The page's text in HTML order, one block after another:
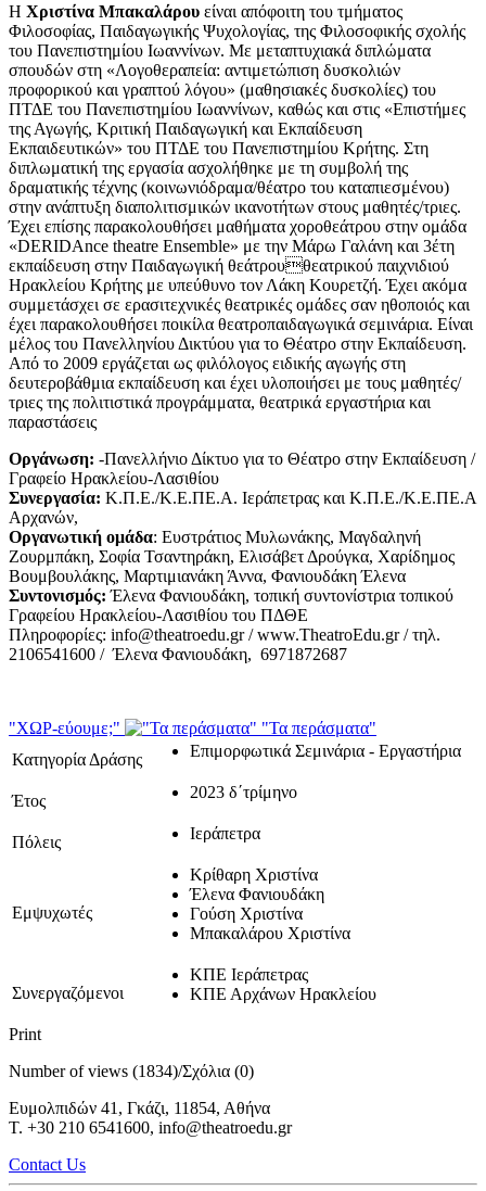
Η Χριστίνα Μπακαλάρου είναι απόφοιτη του τμήματος
Φιλοσοφίας, Παιδαγωγικής Ψυχολογίας, της Φιλοσοφικής σχολής
του Πανεπιστημίου Ιωαννίνων. Με μεταπτυχιακά διπλώματα
σπουδών στη «Λογοθεραπεία: αντιμετώπιση δυσκολιών
προφορικού και γραπτού λόγου» (μαθησιακές δυσκολίες) του
ΠΤΔΕ του Πανεπιστημίου Ιωαννίνων, καθώς και στις «Επιστήμες
της Αγωγής, Κριτική Παιδαγωγική και Εκπαίδευση
Εκπαιδευτικών» του ΠΤΔΕ του Πανεπιστημίου Κρήτης. Στη
διπλωματική της εργασία ασχολήθηκε με τη συμβολή της
δραματικής τέχνης (κοινωνιόδραμα/θέατρο του καταπιεσμένου)
στην ανάπτυξη διαπολιτισμικών ικανοτήτων στους μαθητές/τριες.
Έχει επίσης παρακολουθήσει μαθήματα χοροθεάτρου στην ομάδα
«DERIDAnce theatre Ensemble» με την Μάρω Γαλάνη και 3έτη
εκπαίδευση στην Παιδαγωγική θεάτρουθεατρικού παιχνιδιού
Ηρακλείου Κρήτης με υπεύθυνο τον Λάκη Κουρετζή. Έχει ακόμα
συμμετάσχει σε ερασιτεχνικές θεατρικές ομάδες σαν ηθοποιός και
έχει παρακολουθήσει ποικίλα θεατροπαιδαγωγικά σεμινάρια. Είναι
μέλος του Πανελληνίου Δικτύου για το Θέατρο στην Εκπαίδευση.
Από το 2009 εργάζεται ως φιλόλογος ειδικής αγωγής στη
δευτεροβάθμια εκπαίδευση και έχει υλοποιήσει με τους μαθητές/
τριες της πολιτιστικά προγράμματα, θεατρικά εργαστήρια και
παραστάσεις
Οργάνωση: -Πανελλήνιο Δίκτυο για το Θέατρο στην Εκπαίδευση /
Γραφείο Ηρακλείου-Λασιθίου
Συνεργασία: Κ.Π.Ε./Κ.Ε.ΠΕ.Α. Ιεράπετρας και Κ.Π.Ε./Κ.Ε.ΠΕ.Α
Αρχανών,
Οργανωτική ομάδα: Ευστράτιος Μυλωνάκης, Μαγδαληνή
Ζουρμπάκη, Σοφία Τσαντηράκη, Ελισάβετ Δρούγκα, Χαρίδημος
Βουμβουλάκης, Μαρτιμιανάκη Άννα, Φανιουδάκη Έλενα
Συντονισμός: Έλενα Φανιουδάκη, τοπική συντονίστρια τοπικού
Γραφείου Ηρακλείου-Λασιθίου του ΠΔΘΕ
Πληροφορίες: info@theatroedu.gr / www.TheatroEdu.gr / τηλ.
2106541600 / Έλενα Φανιουδάκη, 6971872687
"ΧΩΡ-εύουμε;"
"Τα περάσματα"
Κατηγορία Δράσης
Επιμορφωτικά Σεμινάρια - Εργαστήρια
Έτος 2023 δ΄τρίμηνο
Πόλεις Ιεράπετρα
Εμψυχωτές
Κρίθαρη Χριστίνα
Έλενα Φανιουδάκη
Γούση Χριστίνα
Μπακαλάρου Χριστίνα
Συνεργαζόμενοι
ΚΠΕ Ιεράπετρας
ΚΠΕ Αρχάνων Ηρακλείου
Print
Number of views (1834)/Σχόλια (0)
Ευμολπιδών 41, Γκάζι, 11854, Αθήνα
T. +30 210 6541600, info@theatroedu.gr
Contact Us